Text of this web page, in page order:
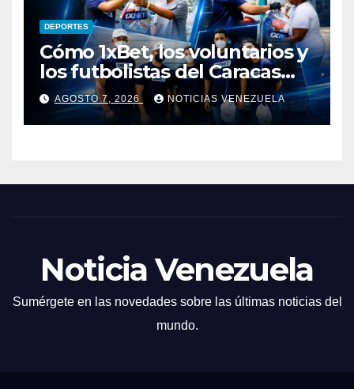
DEPORTES
Cómo 1xBet, los voluntarios y
los futbolistas del Caracas
Fútbol Club juntaron fuerzas
para ayudar a las familias de
Venezuela
AGOSTO 7, 2026 NOTICIAS VENEZUELA
Noticia Venezuela
Sumérgete en las novedades sobre las últimas noticias del
mundo.